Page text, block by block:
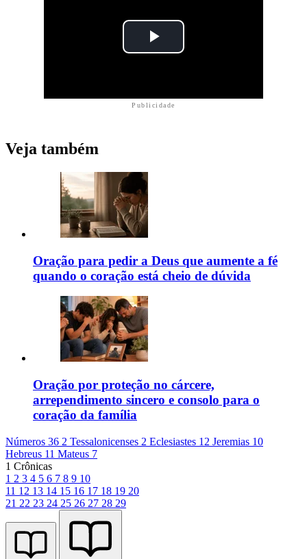
Publicidade
Veja também
Oração para pedir a Deus que aumente a fé
quando o coração está cheio de dúvida
Oração por proteção no cárcere,
arrependimento sincero e consolo para o
coração da família
Números 36 2 Tessalonicenses 2 Eclesiastes 12 Jeremias 10
Hebreus 11 Mateus 7
1 Crônicas
1 2 3 4 5 6 7 8 9 10
11 12 13 14 15 16 17 18 19 20
21 22 23 24 25 26 27 28 29